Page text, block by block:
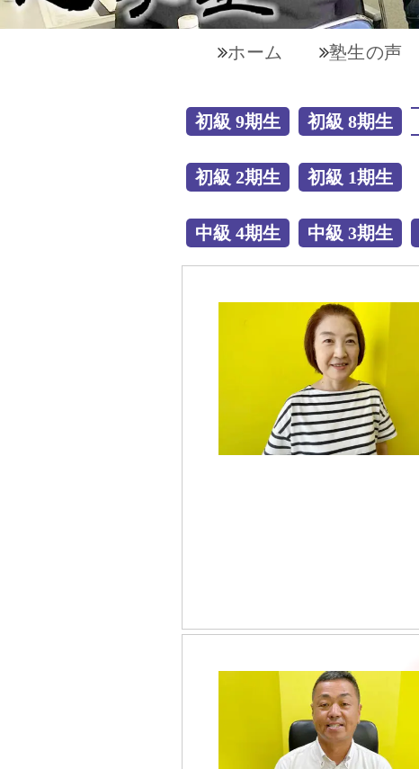
ホーム 塾生の声
初級 9期生 初級 8期生
初級 2期生 初級 1期生
中級 4期生 中級 3期生